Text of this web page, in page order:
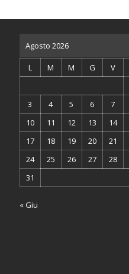
Agosto 2026
L M M G V
3
4 5 6 7
10
11 12 13 14
17
18 19 20 21
24
25 26 27 28
31
« Giu